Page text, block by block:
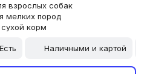
взрослых собак
мелких пород
сухой корм
Есть Наличными и картой